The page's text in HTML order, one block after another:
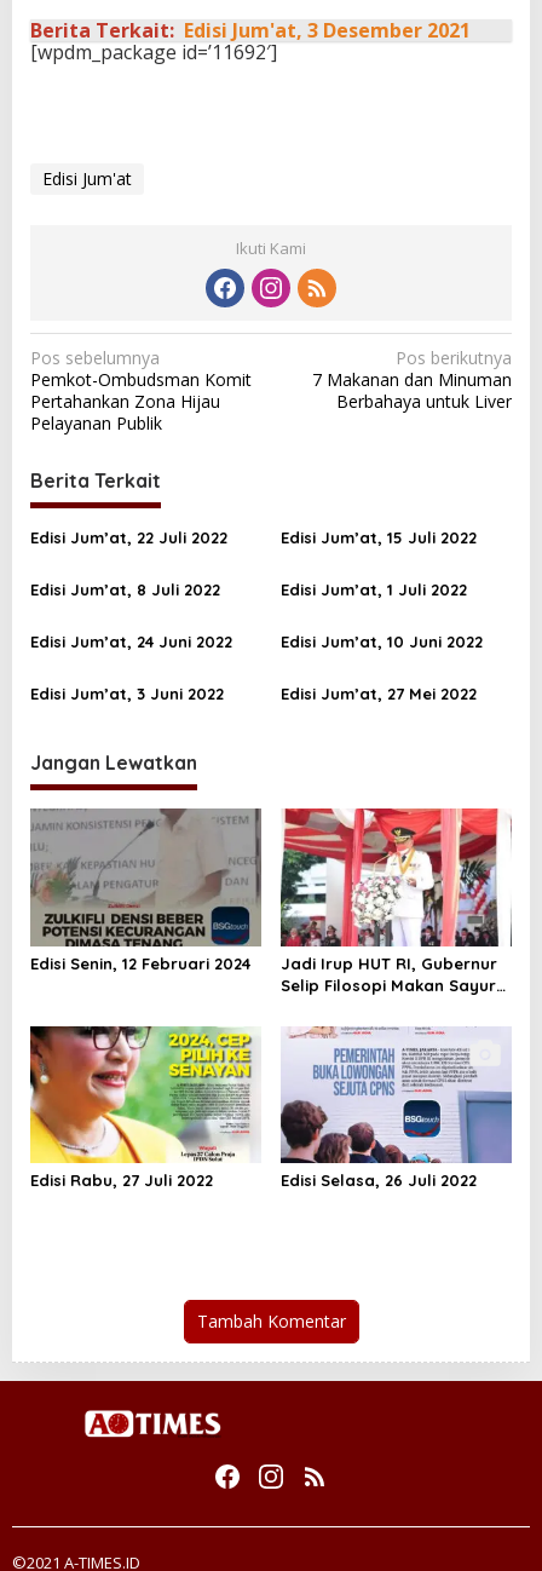
Berita Terkait: Edisi Jum'at, 3 Desember 2021
[wpdm_package id=’11692′]
Edisi Jum'at
Ikuti Kami
N
a
v
g
a
i
p
s
Pos sebelumnya
Pemkot-Ombudsman Komit
Pertahankan Zona Hijau
Pelayanan Publik
Pos berikutnya
7 Makanan dan Minuman
Berbahaya untuk Liver
Berita Terkait
Edisi Jum’at, 22 Juli 2022 Edisi Jum’at, 15 Juli 2022
Edisi Jum’at, 8 Juli 2022 Edisi Jum’at, 1 Juli 2022
Edisi Jum’at, 24 Juni 2022 Edisi Jum’at, 10 Juni 2022
Edisi Jum’at, 3 Juni 2022 Edisi Jum’at, 27 Mei 2022
Jangan Lewatkan
Edisi Senin, 12 Februari 2024
Jadi Irup HUT RI, Gubernur
Selip Filosopi Makan Sayur
Edisi Rabu, 27 Juli 2022 Edisi Selasa, 26 Juli 2022
Tambah Komentar
©2021 A-TIMES.ID